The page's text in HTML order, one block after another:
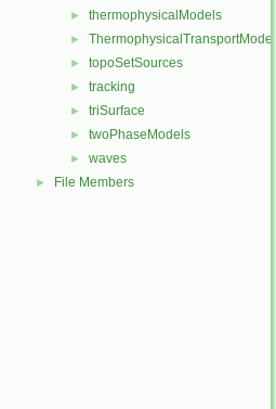
► thermophysicalModels
► ThermophysicalTransportModels
► topoSetSources
► tracking
► triSurface
► twoPhaseModels
► waves
► File Members